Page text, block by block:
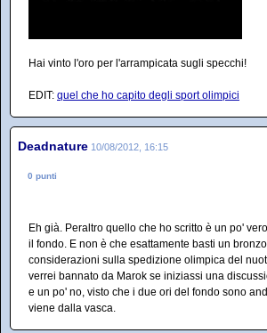
Hai vinto l'oro per l'arrampicata sugli specchi!
EDIT: quel che ho capito degli sport olimpici
Deadnature 10/08/2012, 16:15
0 punti
Eh già. Peraltro quello che ho scritto è un po'
il fondo. E non è che esattamente basti un
considerazioni sulla spedizione olimpica del
verrei bannato da Marok se iniziassi una
e un po' no, visto che i due ori del fondo sono
viene dalla vasca.